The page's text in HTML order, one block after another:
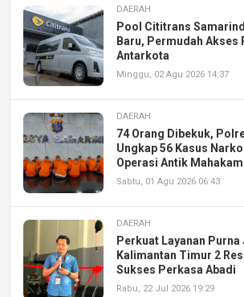
DAERAH
Pool Cititrans
Baru, Permudah Akses
Antarkota
Minggu, 02 Agu 2026 14:37
DAERAH
74 Orang Dibekuk,
Ungkap 56 Kasus
Operasi Antik
Sabtu, 01 Agu 2026 06:43
DAERAH
Perkuat Layanan
Kalimantan Timur 2
Sukses Perkasa Abadi
Rabu, 22 Jul 2026 19:29